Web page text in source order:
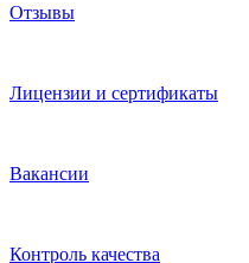
Отзывы
Лицензии и сертификаты
Вакансии
Контроль качества